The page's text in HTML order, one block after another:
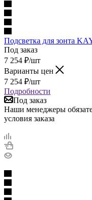
Подсветка для зонта
Под заказ
7 254 ₽/шт
Варианты цен
7 254 ₽/шт
Подробности
Под заказ
Наши менеджеры
условия заказа